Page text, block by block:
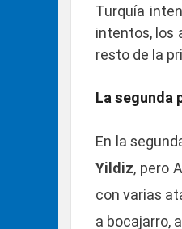
Turquía
intentos, los
resto de la
La segunda
En la
Yildiz, pero
con varias
a bocajarro,